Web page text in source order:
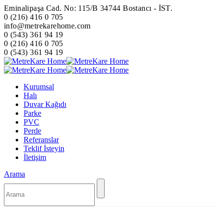
Eminalipaşa Cad. No: 115/B 34744 Bostancı - İST.
0 (216) 416 0 705
info@metrekarehome.com
0 (543) 361 94 19
0 (216) 416 0 705
0 (543) 361 94 19
Kurumsal
Halı
Duvar Kağıdı
Parke
PVC
Perde
Referanslar
Teklif İsteyin
İletişim
Arama